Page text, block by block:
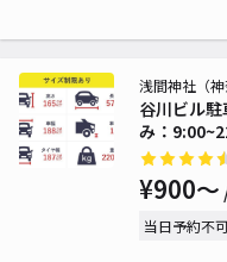
谷川ビル
み：
浅間神社（
¥900〜
当日予約不